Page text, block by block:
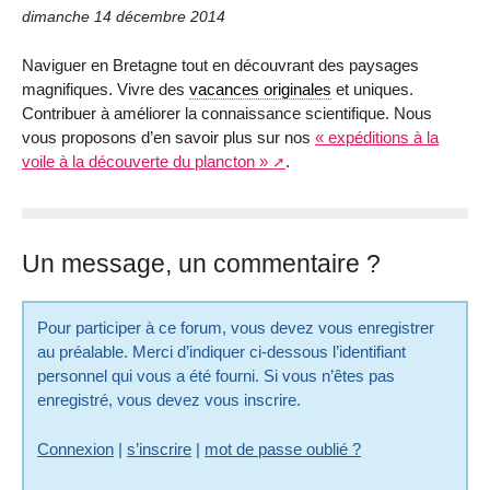
dimanche 14 décembre 2014
Naviguer en Bretagne tout en découvrant des paysages
magnifiques. Vivre des vacances originales et uniques.
Contribuer à améliorer la connaissance scientifique. Nous
vous proposons d’en savoir plus sur nos « expéditions à la
voile à la découverte du plancton »
.
Un message, un commentaire ?
Pour participer à ce forum, vous devez vous enregistrer
au préalable. Merci d’indiquer ci-dessous l’identifiant
personnel qui vous a été fourni. Si vous n’êtes pas
enregistré, vous devez vous inscrire.
Connexion |s’inscrire | mot de passe oublié ?